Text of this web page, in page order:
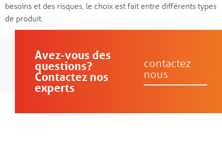
besoins et des risques, le choix est fait entre différents types
de produit.
Avez-vous des
questions?
Contactez nos
experts
contactez
nous